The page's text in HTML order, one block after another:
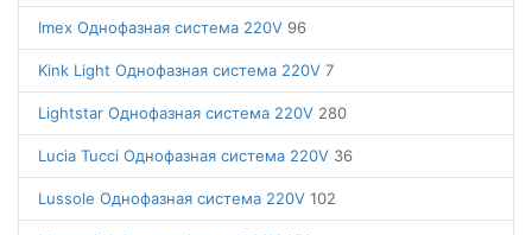
Imex Однофазная система 220V 96
Kink Light Однофазная система 220V 7
Lightstar Однофазная система 220V 280
Lucia Tucci Однофазная система 220V 36
Lussole Однофазная система 220V 102